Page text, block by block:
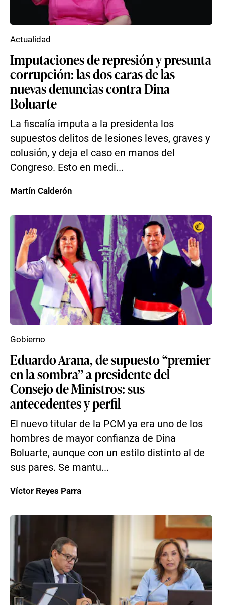
Imputaciones de represión y presunta
corrupción: las dos caras de las
nuevas denuncias contra Dina
Boluarte
La fiscalía imputa a la presidenta los
supuestos delitos de lesiones leves, graves y
colusión, y deja el caso en manos del
Congreso. Esto en medi...
Actualidad
Martín Calderón
Eduardo Arana, de supuesto “premier
en la sombra” a presidente del
Consejo de Ministros: sus
antecedentes y perfil
El nuevo titular de la PCM ya era uno de los
hombres de mayor confianza de Dina
Boluarte, aunque con un estilo distinto al de
sus pares. Se mantu...
Gobierno
Víctor Reyes Parra